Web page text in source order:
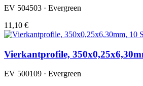
EV 504503 · Evergreen
11,10 €
Vierkantprofile,
EV 500109 · Evergreen